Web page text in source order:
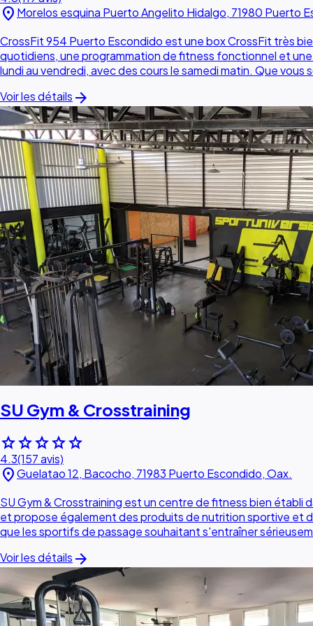
location_on Morelos esquina Puerto Angelito Hidalgo, 71980 Puerto
CrossFit 954 Puerto Escondido est une box CrossFit très
quotidiens, une programmation de fitness fonctionnel et
lundi au vendredi, avec des cours le samedi matin. Que
Voir les détails arrow_forward
SU Gym & Crosstraining
starstarstarstarstar
4.3(157 avis)
location_onGuelatao 12, Bacocho, 71983 Puerto Escondido, Oax.
SU Gym & Crosstraining est un centre de fitness bien établi
et propose également des produits de nutrition sportive et
que les sportifs de passage souhaitant s'entraîner
Voir les détails arrow_forward